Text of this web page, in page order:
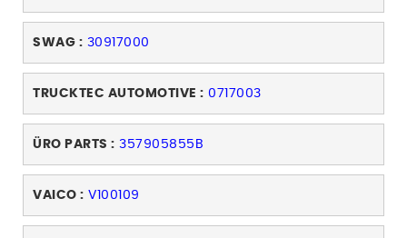
SWAG : 30917000
TRUCKTEC AUTOMOTIVE : 0717003
ÜRO PARTS : 357905855B
VAICO : V100109